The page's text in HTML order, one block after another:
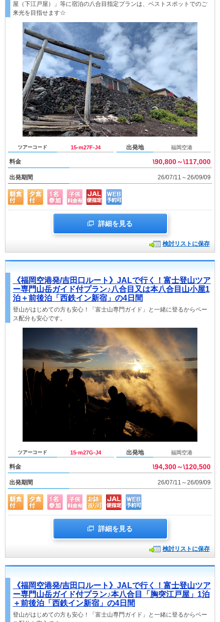
屋（下江戸屋）」等に宿泊の八合目指定プランは、ベストスポットでのご
来光を目指せます☆
ツアーコード 15-m27F-J4 出発地 福岡空港
料金 \90,800～\117,000
出発期間 26/07/11～26/09/09
詳細を見る
検討リストに保存
《福岡空港発/吉田口ルート》JALで行く！富士登山ツア
ー専門山岳ガイド付プラン♪八合目又は本八合目山小屋1
泊＋前後泊「西鉄イン新宿」の4日間
登山がはじめての方も安心！「富士山専門ガイド」と一緒に登るからペー
ス配分も安心です。
ツアーコード 15-m27G-J4 出発地 福岡空港
料金 \94,300～\120,500
出発期間 26/07/11～26/09/09
詳細を見る
検討リストに保存
《福岡空港発/吉田口ルート》JALで行く！富士登山ツア
ー専門山岳ガイド付プラン♪本八合目「胸突江戸屋」1泊
＋前後泊「西鉄イン新宿」の4日間
登山がはじめての方も安心！「富士山専門ガイド」と一緒に登るからペー